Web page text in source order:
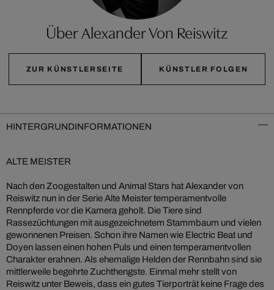
Über Alexander Von Reiswitz
ZUR KÜNSTLERSEITE KÜNSTLER FOLGEN
HINTERGRUNDINFORMATIONEN
ALTE MEISTER
Nach den Zoogestalten und Animal Stars hat Alexander von
Reiswitz nun in der Serie Alte Meister temperamentvolle
Rennpferde vor die Kamera geholt. Die Tiere sind
Rassezüchtungen mit ausgezeichnetem Stammbaum und vielen
gewonnenen Preisen. Schon ihre Namen wie Electric Beat und
Doyen lassen einen hohen Puls und einen temperamentvollen
Charakter erahnen. Als ehemalige Helden der Rennbahn sind sie
mittlerweile begehrte Zuchthengste. Einmal mehr stellt von
Reiswitz unter Beweis, dass ein gutes Tierporträt keine Frage des